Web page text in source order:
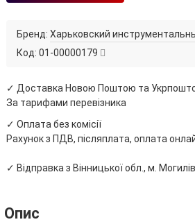
Бренд: Харьковский
Код: 01-00000179
✓ Доставка Новою Поштою та
За тарифами перевізника
✓ Оплата без комісії
Рахунок з ПДВ, післяплата, оплата
✓ Відправка з Вінницької обл., м.
Опис